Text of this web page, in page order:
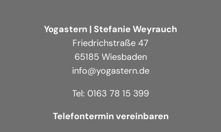
Yogastern | Stefanie Weyrauch
Friedrichstraße 47
65185 Wiesbaden
info@yogastern.de
Tel: 0163 78 15 399
Telefontermin vereinbaren